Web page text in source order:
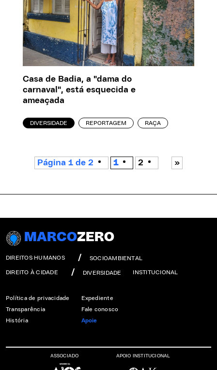
Casa de Badia, a "dama do
carnaval", está esquecida e
ameaçada
DIVERSIDADE REPORTAGEM RAÇA
Página 1 de 2 1 2 »
MARCOZERO
DIREITOS HUMANOS SOCIOAMBIENTAL
DIREITO À CIDADE DIVERSIDADE INSTITUCIONAL
Política de privacidade
Transparência
História
Expediente
Fale conosco
Apoie
ASSOCIADO APOIO INSTITUCIONAL